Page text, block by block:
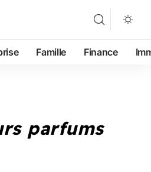
Famille Finance
parfums